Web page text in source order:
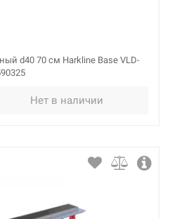
d40 70 см Harkline Base VLD-
Нет в наличии